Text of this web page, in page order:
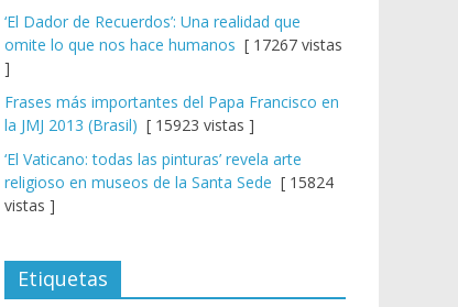
‘El Dador de Recuerdos’: Una realidad que
omite lo que nos hace humanos [ 17267 vistas
]
Frases más importantes del Papa Francisco en
la JMJ 2013 (Brasil) [ 15923 vistas ]
‘El Vaticano: todas las pinturas’ revela arte
religioso en museos de la Santa Sede [ 15824
vistas ]
Etiquetas